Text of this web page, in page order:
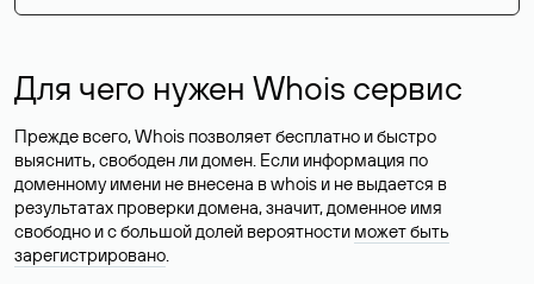
Для чего нужен Whois сервис
Прежде всего, Whois позволяет бесплатно и быстро
выяснить, свободен ли домен. Если информация по
доменному имени не внесена в whois и не выдается в
результатах проверки домена, значит, доменное имя
свободно и с большой долей вероятности может быть
зарегистрировано.